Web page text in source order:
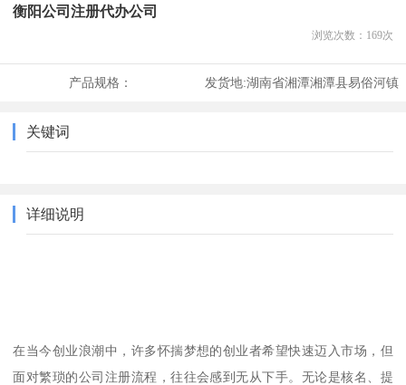
衡阳公司注册代办公司
浏览次数： 169次
产品规格： 发货地:湖南省湘潭湘潭县易俗河镇
关键词
详细说明
在当今创业浪潮中，许多怀揣梦想的创业者希望快速迈入市场，但
面对繁琐的公司注册流程，往往会感到无从下手。无论是核名、提